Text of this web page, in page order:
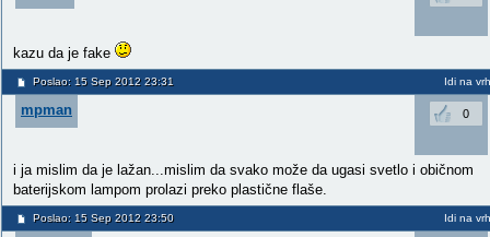
kazu da je fake
Poslao: 15 Sep 2012 23:31 Idi na vrh
mpman 0
i ja mislim da je lažan...mislim da svako može da ugasi svetlo i običnom
baterijskom lampom prolazi preko plastične flaše.
Poslao: 15 Sep 2012 23:50 Idi na vrh